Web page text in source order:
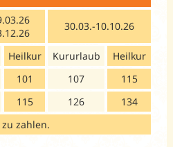
30.03.-10.10.26
Heilkur Kururlaub
Heilkur
101 107
115
115 126
134
zahlen.